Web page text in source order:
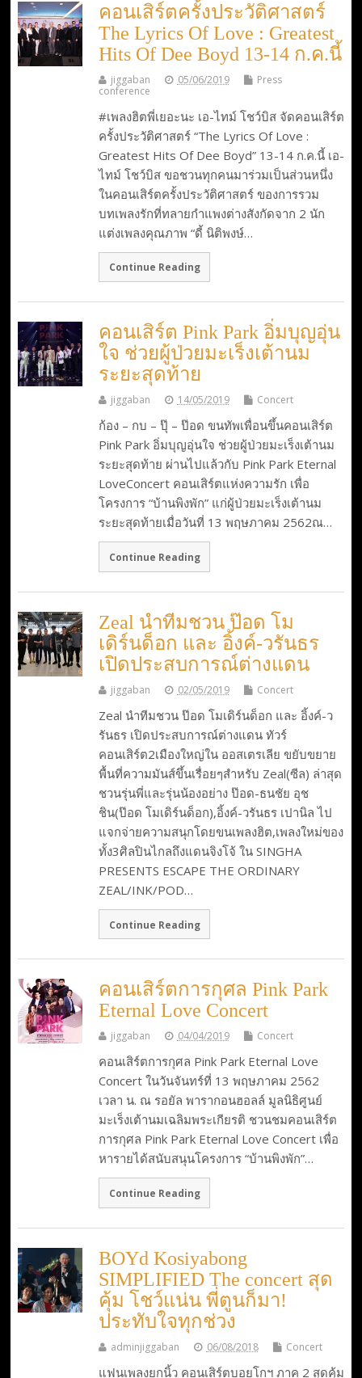
คอนเสิร์ตครั้งประวัติศาสตร์
The Lyrics Of Love : Greatest
Hits Of Dee Boyd 13-14 ก.ค.นี้
jiggaban 05/06/2019
Press
conference
#เพลงฮิตพี่เยอะนะ เอ-ไทม์ โชว์บิส จัดคอนเสิร์ต
ครั้งประวัติศาสตร์ “The Lyrics Of Love :
Greatest Hits Of Dee Boyd” 13-14 ก.ค.นี้ เอ-
ไทม์ โชว์บิส ขอชวนทุกคนมาร่วมเป็นส่วนหนึ่ง
ในคอนเสิร์ตครั้งประวัติศาสตร์ ของการรวม
บทเพลงรักที่ทลายกำแพงต่างสังกัดจาก 2 นัก
แต่งเพลงคุณภาพ “ดี้ นิติพงษ์…
Continue Reading
คอนเสิร์ต Pink Park อิ่มบุญอุ่น
ใจ ช่วยผู้ป่วยมะเร็งเต้านม
ระยะสุดท้าย
jiggaban 14/05/2019 Concert
ก้อง – กบ – ปุ๊ – ป๊อด ขนทัพเพื่อนขึ้นคอนเสิร์ต
Pink Park อิ่มบุญอุ่นใจ ช่วยผู้ป่วยมะเร็งเต้านม
ระยะสุดท้าย ผ่านไปแล้วกับ Pink Park Eternal
LoveConcert คอนเสิร์ตแห่งความรัก เพื่อ
โครงการ “บ้านพิงพัก” แก่ผู้ป่วยมะเร็งเต้านม
ระยะสุดท้ายเมื่อวันที่ 13 พฤษภาคม 2562ณ…
Continue Reading
Zeal นำทีมชวน ป๊อด โม
เดิร์นด็อก และ อิ้งค์-วรันธร
เปิดประสบการณ์ต่างแดน
jiggaban 02/05/2019 Concert
Zeal นำทีมชวน ป๊อด โมเดิร์นด็อก และ อิ้งค์-ว
รันธร เปิดประสบการณ์ต่างแดน ทัวร์
คอนเสิร์ต2เมืองใหญ่ใน ออสเตรเลีย ขยับขยาย
พื้นที่ความมันส์ขึ้นเรื่อยๆสำหรับ Zeal(ซีล) ล่าสุด
ชวนรุ่นพี่และรุ่นน้องอย่าง ป๊อด-ธนชัย อุช
ชิน(ป๊อด โมเดิร์นด็อก),อิ้งค์-วรันธร เปานิล ไป
แจกจ่ายความสนุกโดยขนเพลงฮิต,เพลงใหม่ของ
ทั้ง3ศิลปินไกลถึงแดนจิงโจ้ ใน SINGHA
PRESENTS ESCAPE THE ORDINARY
ZEAL/INK/POD…
Continue Reading
คอนเสิร์ตการกุศล Pink Park
Eternal Love Concert
jiggaban 04/04/2019 Concert
คอนเสิร์ตการกุศล Pink Park Eternal Love
Concert ในวันจันทร์ที่ 13 พฤษภาคม 2562
เวลา น. ณ รอยัล พารากอนฮอลล์ มูลนิธิศูนย์
มะเร็งเต้านมเฉลิมพระเกียรติ ชวนชมคอนเสิร์ต
การกุศล Pink Park Eternal Love Concert เพื่อ
หารายได้สนับสนุนโครงการ “บ้านพิงพัก”…
Continue Reading
BOYd Kosiyabong
SIMPLIFIED The concert สุด
คุ้ม โชว์แน่น พี่ตูนก็มา!
ประทับใจทุกช่วง
adminjiggaban 06/08/2018 Concert
แฟนเพลงยกนิ้ว คอนเสิร์ตบอยโกฯ ภาค 2 สุดคุ้ม